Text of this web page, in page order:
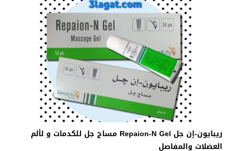
ريبايون-إن جل Repaion-N Gel مساج جل للكدمات و لألم
العضلات والمفاصل